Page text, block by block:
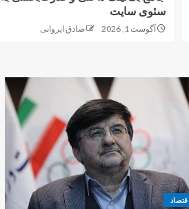
سئوی سایت
آگوست 1, 2026 صادق ایروانی